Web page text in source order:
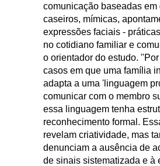
comunicação baseadas em
caseiros, mímicas,
expressões faciais -
no cotidiano familiar e
o orientador do estudo.
casos em que uma família
adapta a uma 'linguagem
comunicar com o membro
essa linguagem tenha
reconhecimento formal.
revelam criatividade, mas
denunciam a ausência de
de sinais sistematizada e à